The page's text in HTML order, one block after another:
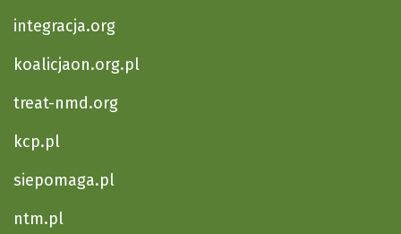
integracja.org
koalicjaon.org.pl
treat-nmd.org
kcp.pl
siepomaga.pl
ntm.pl